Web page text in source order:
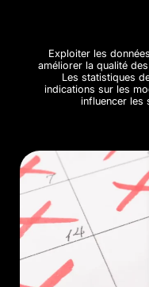
Exploiter les
améliorer la qualité
Les statistiques
indications sur les
influencer les